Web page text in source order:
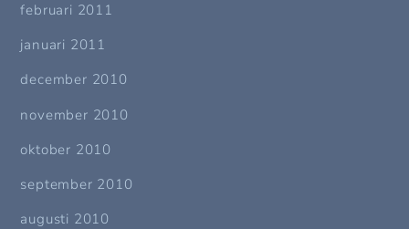
februari 2011
januari 2011
december 2010
november 2010
oktober 2010
september 2010
augusti 2010